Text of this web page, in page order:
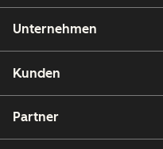
Unternehmen
Kunden
Partner